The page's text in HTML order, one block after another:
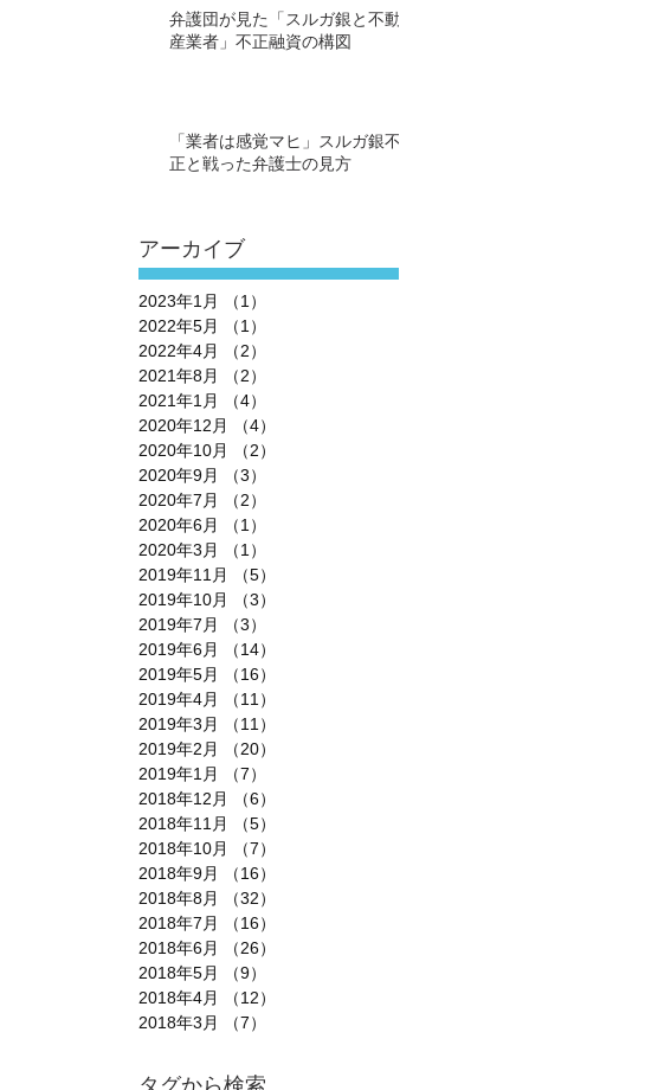
弁護団が見た「スルガ銀と不動
産業者」不正融資の構図
「業者は感覚マヒ」スルガ銀不
正と戦った弁護士の見方
アーカイブ
2023年1月 （1）
2022年5月
（1）
2022年4月
（2）
2021年8月
（2）
2021年1月
（4）
2020年12月
（4）
2020年10月
（2）
2020年9月
（3）
2020年7月
（2）
2020年6月
（1）
2020年3月
（1）
2019年11月
（5）
2019年10月
（3）
2019年7月
（3）
2019年6月
（14）
2019年5月
（16）
2019年4月
（11）
2019年3月
（11）
2019年2月
（20）
2019年1月
（7）
2018年12月
（6）
2018年11月
（5）
2018年10月
（7）
2018年9月
（16）
2018年8月
（32）
2018年7月
（16）
2018年6月
（26）
2018年5月
（9）
2018年4月
（12）
2018年3月
（7）